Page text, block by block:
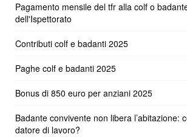
Pagamento mensile del tfr alla colf o
dell'Ispettorato
Contributi colf e badanti 2025
Paghe colf e badanti 2025
Bonus di 850 euro per anziani 2025
Badante convivente non libera l’abitazione:
datore di lavoro?